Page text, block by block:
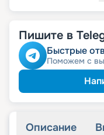
Пишите в
Быстрые
Поможем с
Описание